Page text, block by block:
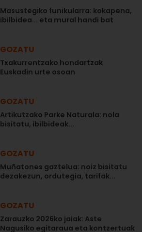
Masustegiko funikularra: kokapena,
ibilbidea... eta mural handi bat
GOZATU
Txakurrentzako hondartzak
Euskadin urte osoan
GOZATU
Artikutzako Parke Naturala: nola
bisitatu, ibilbideak...
GOZATU
Muñatones gaztelua: noiz bisitatu
dezakezun, ordutegia, tarifak...
GOZATU
Zarauzko 2026ko jaiak: Aste
Nagusiko egitaraua eta kontzertuak